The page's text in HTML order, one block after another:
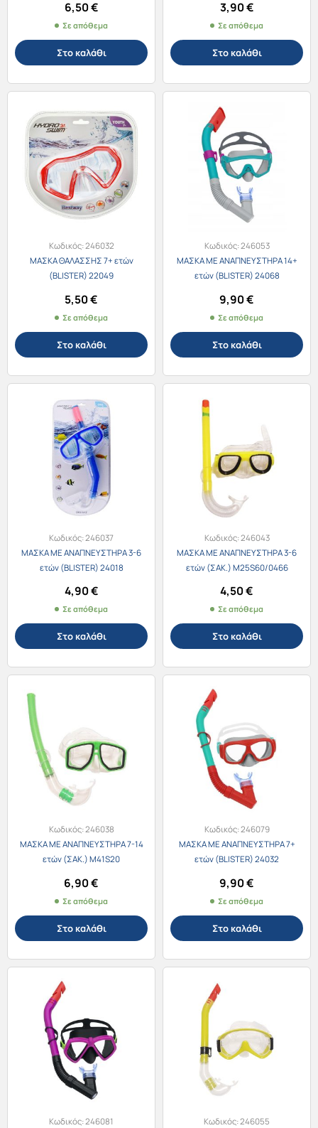
6,50€
Σε απόθεμα
Στο καλάθι
3,90€
Σε απόθεμα
Στο καλάθι
Κωδικός:246032
ΜΑΣΚΑ ΘΑΛΑΣΣΗΣ 7+ ετών
(BLISTER) 22049
5,50€
Σε απόθεμα
Στο καλάθι
Κωδικός:246053
ΜΑΣΚΑ ΜΕ ΑΝΑΠΝΕΥΣΤΗΡΑ 14+
ετών (BLISTER) 24068
9,90€
Σε απόθεμα
Στο καλάθι
Κωδικός:246037
ΜΑΣΚΑ ΜΕ ΑΝΑΠΝΕΥΣΤΗΡΑ 3-6
ετών (BLISTER) 24018
4,90€
Σε απόθεμα
Στο καλάθι
Κωδικός:246043
ΜΑΣΚΑ ΜΕ ΑΝΑΠΝΕΥΣΤΗΡΑ 3-6
ετών (ΣΑΚ.) M25S60/0466
4,50€
Σε απόθεμα
Στο καλάθι
Κωδικός:246038
ΜΑΣΚΑ ΜΕ ΑΝΑΠΝΕΥΣΤΗΡΑ 7-14
ετών (ΣΑΚ.) M41S20
6,90€
Σε απόθεμα
Στο καλάθι
Κωδικός:246079
ΜΑΣΚΑ ΜΕ ΑΝΑΠΝΕΥΣΤΗΡΑ 7+
ετών (BLISTER) 24032
9,90€
Σε απόθεμα
Στο καλάθι
Κωδικός:246081
Κωδικός:246055